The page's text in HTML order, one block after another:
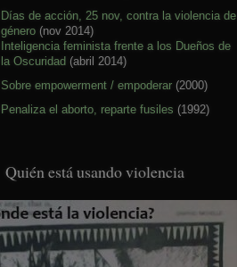
Días de acción, 25 nov, contra la violencia de
género (nov 2014)
Inteligencia feminista frente a los Dueños de
la Oscuridad (abril 2014)
Sobre empowerment / empoderar (2000)
Penaliza el aborto, reparte fusiles (1992)
Quién está usando violencia